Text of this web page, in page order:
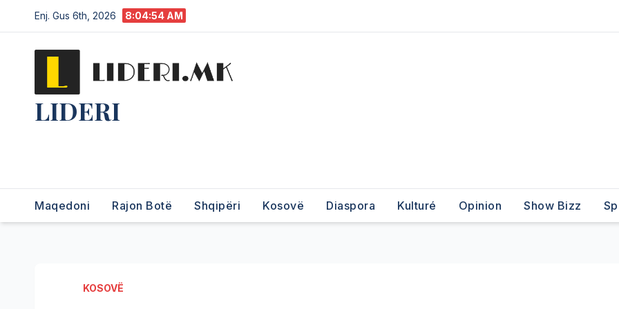
Enj. Gus 6th, 2026 8:04:55 AM
LIDERI
Maqedoni Rajon Botë Shqipëri Kosovë Diaspora Kulturé Opinion Show Bizz
KOSOVË